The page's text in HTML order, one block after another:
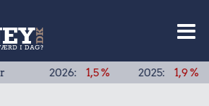
1,5 % 2025: 1,9 %